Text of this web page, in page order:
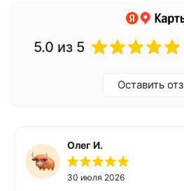
5.0 из 5
Оставить
Олег И.
30 июля 2026